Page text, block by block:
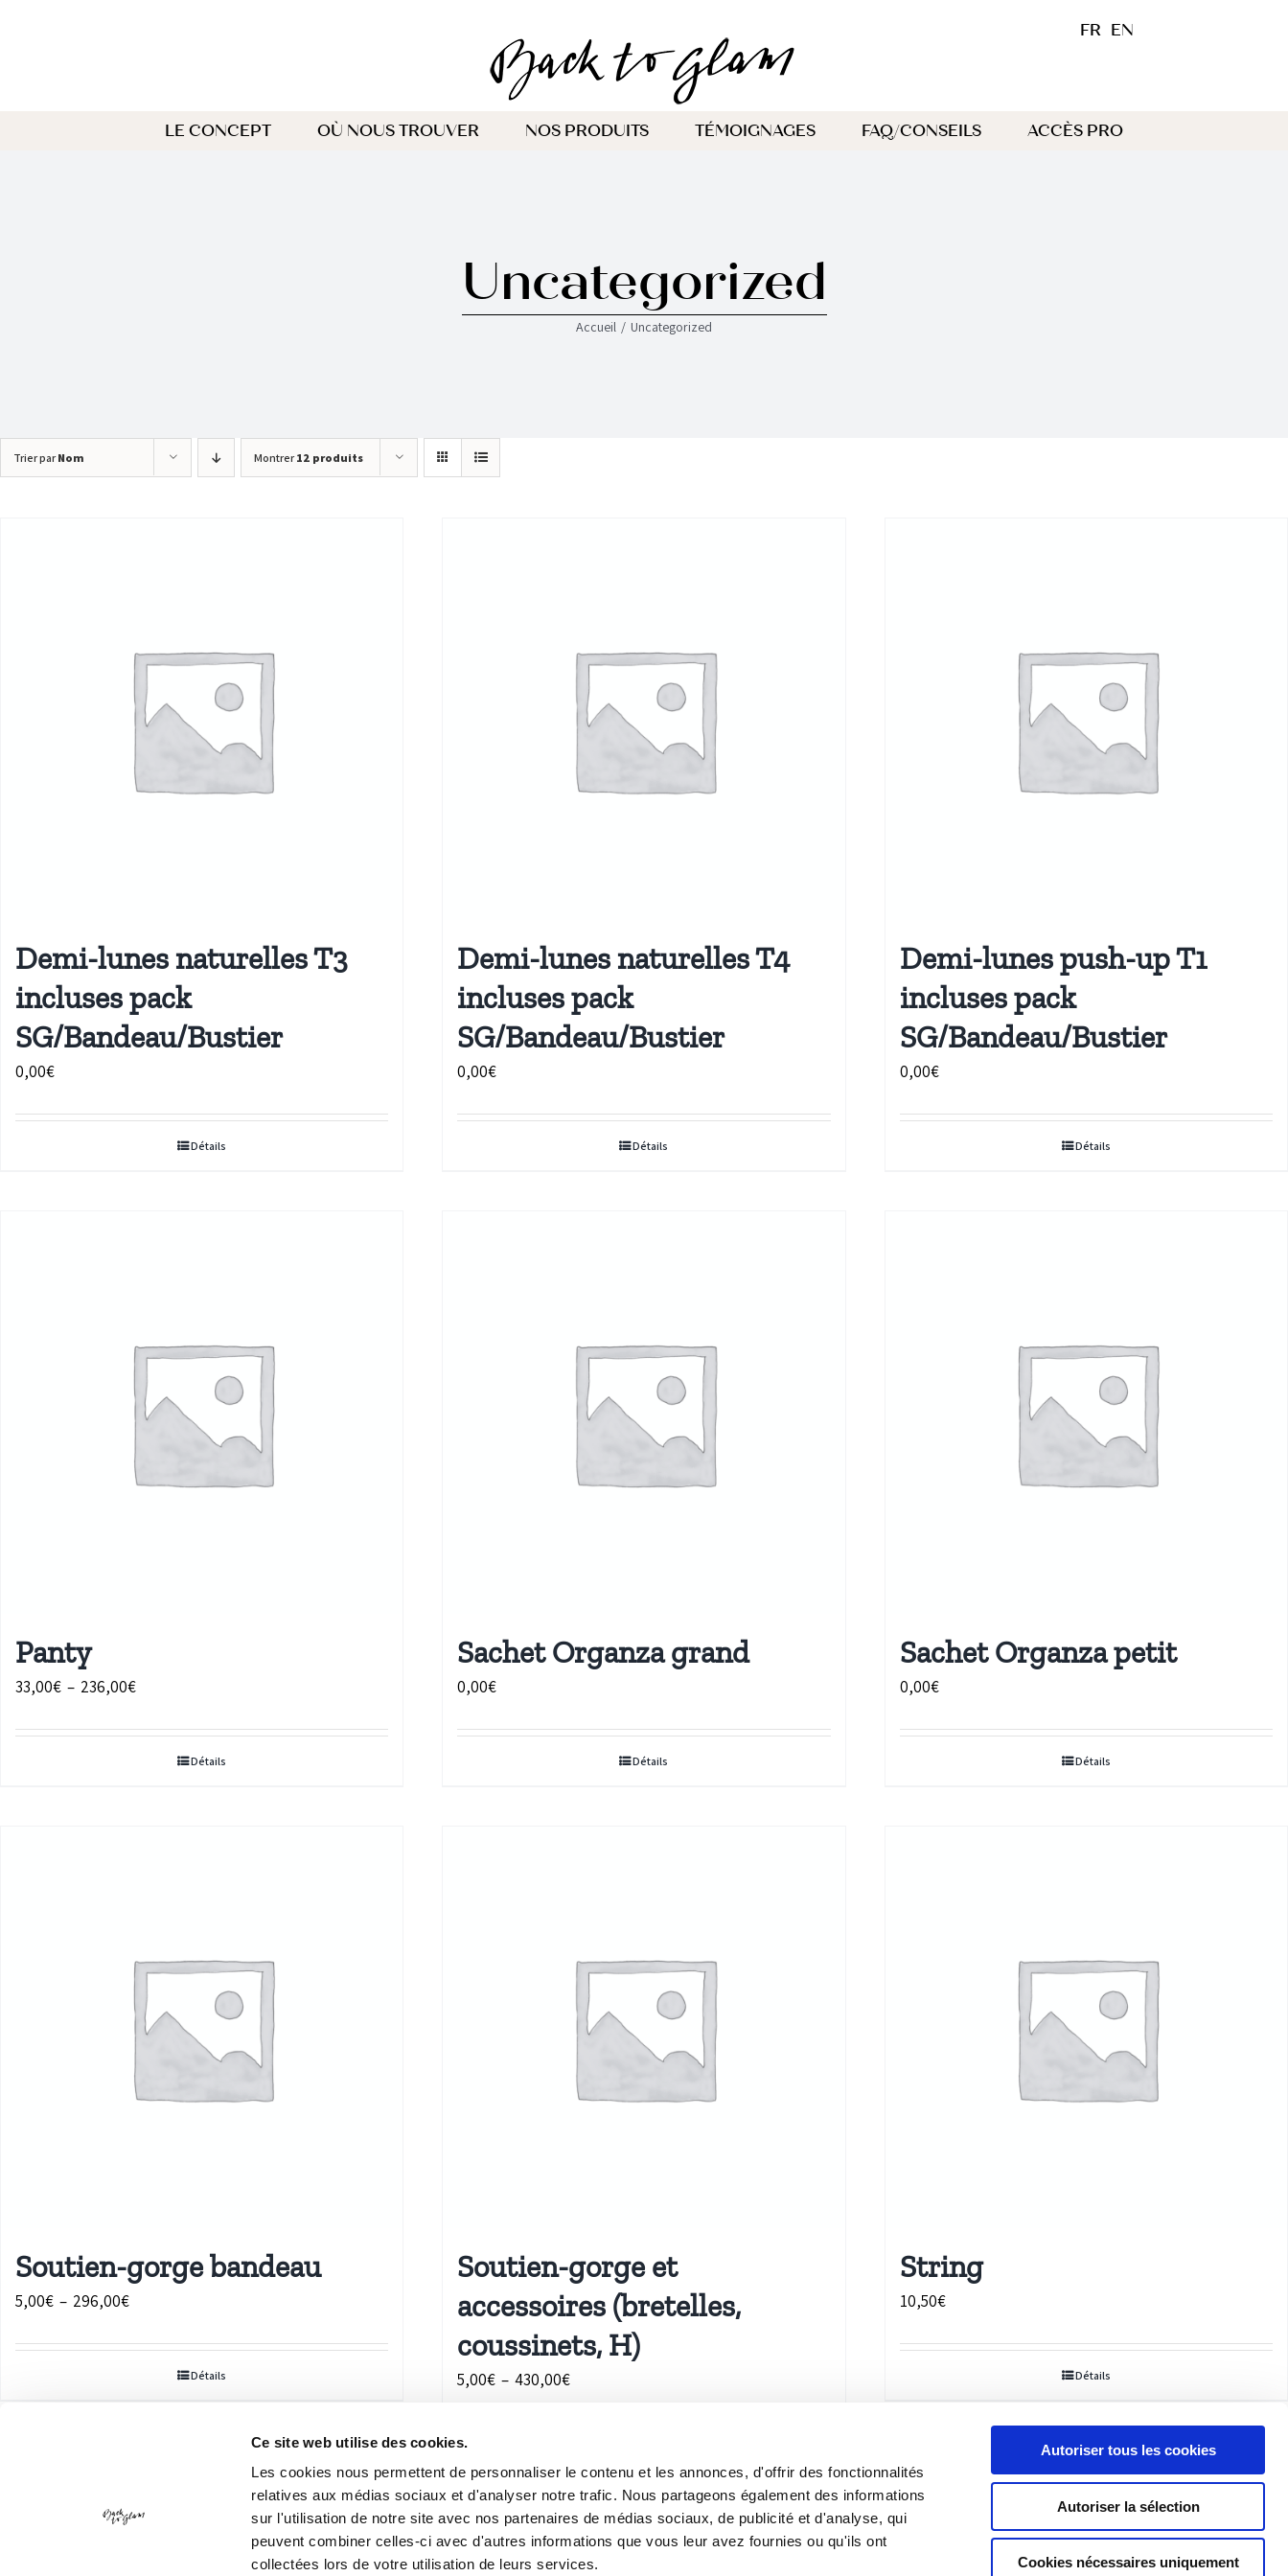
Ce site web utilise des cookies.
Les cookies nous permettent de personnaliser le contenu et les annonces, d'offrir des fonctionnalités
relatives aux médias sociaux et d'analyser notre trafic. Nous partageons également des informations
sur l'utilisation de notre site avec nos partenaires de médias sociaux, de publicité et d'analyse, qui
peuvent combiner celles-ci avec d'autres informations que vous leur avez fournies ou qu'ils ont
collectées lors de votre utilisation de leurs services.
Autoriser tous les cookies
Autoriser la sélection
Cookies nécessaires uniquement
FR EN
LE CONCEPT OÙ NOUS TROUVER NOS PRODUITS TÉMOIGNAGES FAQ/CONSEILS ACCÈS PRO
Uncategorized
Accueil Uncategorized
Trier parNom Montrer12 produits
Demi-lunes naturelles T3
incluses pack
SG/Bandeau/Bustier
0,00€
Détails
Demi-lunes naturelles T4
incluses pack
SG/Bandeau/Bustier
0,00€
Détails
Demi-lunes push-up T1
incluses pack
SG/Bandeau/Bustier
0,00€
Détails
Panty
33,00€ – 236,00€Plage
prix :
33,00€
Détails
Sachet Organza grand
0,00€
Détails
Sachet Organza petit
0,00€
Détails
Soutien-gorge bandeau
5,00€ – 296,00€Plage
prix :
Détails
Soutien-gorge et
accessoires (bretelles,
coussinets, H)
5,00€ – 430,00€Plage
5,00€
à
430,00€
String
10,50€
Détails